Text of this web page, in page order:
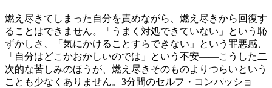
燃え尽きてしまった自分を責めながら、燃え尽きから回復す
ることはできません。「うまく対処できていない」という恥
ずかしさ、「気にかけることすらできない」という罪悪感、
「自分はどこかおかしいのでは」という不安——こうした二
次的な苦しみのほうが、燃え尽きそのものよりつらいという
ことも少なくありません。3分間のセルフ・コンパッショ